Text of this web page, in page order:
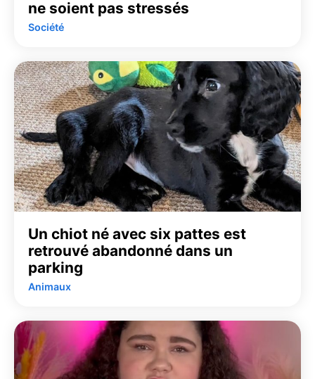
ne soient pas stressés
Société
Un chiot né avec six pattes est
retrouvé abandonné dans un
parking
Animaux